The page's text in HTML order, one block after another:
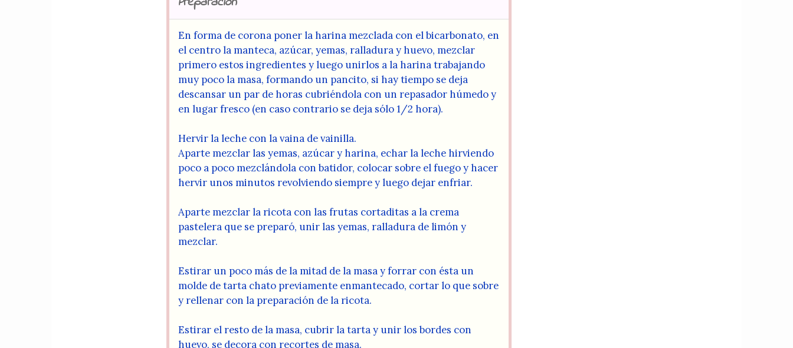
En forma de corona poner la harina mezclada con el bicarbonato, en
el centro la manteca, azúcar, yemas, ralladura y huevo, mezclar
primero estos ingredientes y luego unirlos a la harina trabajando
muy poco la masa, formando un pancito, si hay tiempo se deja
descansar un par de horas cubriéndola con un repasador húmedo y
en lugar fresco (en caso contrario se deja sólo 1/2 hora).
Hervir la leche con la vaina de vainilla.
Aparte mezclar las yemas, azúcar y harina, echar la leche hirviendo
poco a poco mezclándola con batidor, colocar sobre el fuego y hacer
hervir unos minutos revolviendo siempre y luego dejar enfriar.
Aparte mezclar la ricota con las frutas cortaditas a la crema
pastelera que se preparó, unir las yemas, ralladura de limón y
mezclar.
Estirar un poco más de la mitad de la masa y forrar con ésta un
molde de tarta chato previamente enmantecado, cortar lo que sobre
y rellenar con la preparación de la ricota.
Estirar el resto de la masa, cubrir la tarta y unir los bordes con
huevo, se decora con recortes de masa.